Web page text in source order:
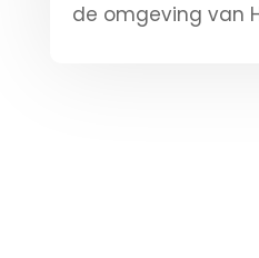
de omgeving van